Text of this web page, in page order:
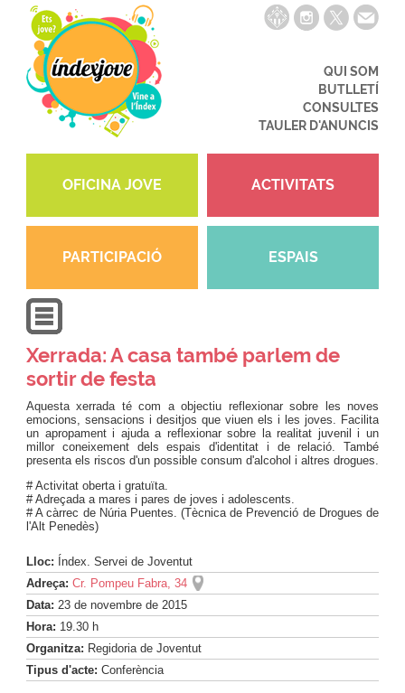
QUI SOM
BUTLLETÍ
CONSULTES
TAULER D'ANUNCIS
OFICINA JOVE ACTIVITATS
PARTICIPACIÓ ESPAIS
Xerrada: A casa també parlem de
sortir de festa
Aquesta xerrada té com a objectiu reflexionar sobre les noves
emocions, sensacions i desitjos que viuen els i les joves. Facilita
un apropament i ajuda a reflexionar sobre la realitat juvenil i un
millor coneixement dels espais d'identitat i de relació. També
presenta els riscos d'un possible consum d'alcohol i altres drogues.
# Activitat oberta i gratuïta.
# Adreçada a mares i pares de joves i adolescents.
# A càrrec de Núria Puentes. (Tècnica de Prevenció de Drogues de
l'Alt Penedès)
Lloc: Índex. Servei de Joventut
Adreça: Cr. Pompeu Fabra, 34
Data: 23 de novembre de 2015
Hora: 19.30 h
Organitza: Regidoria de Joventut
Tipus d'acte: Conferència